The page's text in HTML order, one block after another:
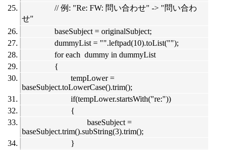
// 例: "Re: FW: 問い合わせ" -> "問い合わ
せ"
baseSubject = originalSubject;
dummyList = "".leftpad(10).toList("");
for each dummy in dummyList
{
tempLower =
baseSubject.toLowerCase().trim();
if(tempLower.startsWith("re:"))
{
baseSubject =
baseSubject.trim().subString(3).trim();
}